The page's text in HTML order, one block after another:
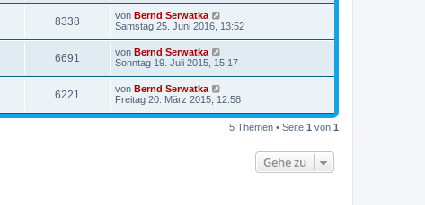
8338 von Bernd Serwatka
Samstag 25. Juni 2016, 13:52
6691 von Bernd Serwatka
Sonntag 19. Juli 2015, 15:17
6221 von Bernd Serwatka
Freitag 20. März 2015, 12:58
5 Themen • Seite 1 von 1
Gehe zu